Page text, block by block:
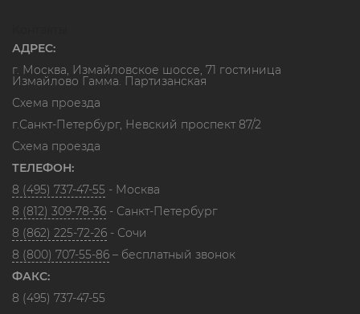
АДРЕС:
г. Москва, Измайловское шоссе, 71 гостиница
Измайлово Гамма. Партизанская
Схема проезда
г.Санкт-Петербург, Невский проспект 87/2
Схема проезда
ТЕЛЕФОН:
8 (495) 737-47-55 - Москва
8 (812) 309-78-36 - Санкт-Петербург
8 (862) 225-72-26 - Сочи
8 (800) 707-55-86 – бесплатный звонок
ФАКС:
8 (495) 737-47-55